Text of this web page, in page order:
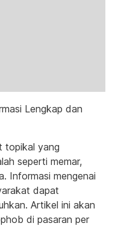
Lengkap dan
topikal yang
seperti memar,
Informasi mengenai
dapat
Artikel ini akan
di pasaran per